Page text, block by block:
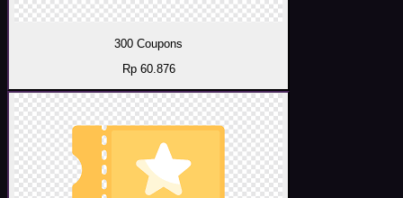
300 Coupons
Rp 60.876